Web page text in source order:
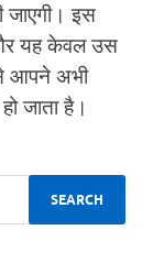
इस
यह केवल उस
आपने अभी
जाता है।